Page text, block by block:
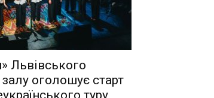
Львівського
оголошує старт
туру